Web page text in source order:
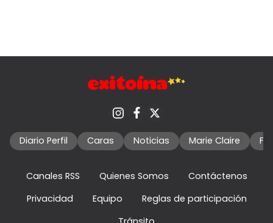
Diario Perfil Caras Noticias Marie Claire
Canales RSS Quienes Somos
Contáctenos
Privacidad
Equipo
Reglas de participación